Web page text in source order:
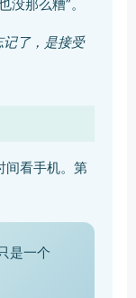
那么糟”。
了，是接受
间看手机。第
是一个